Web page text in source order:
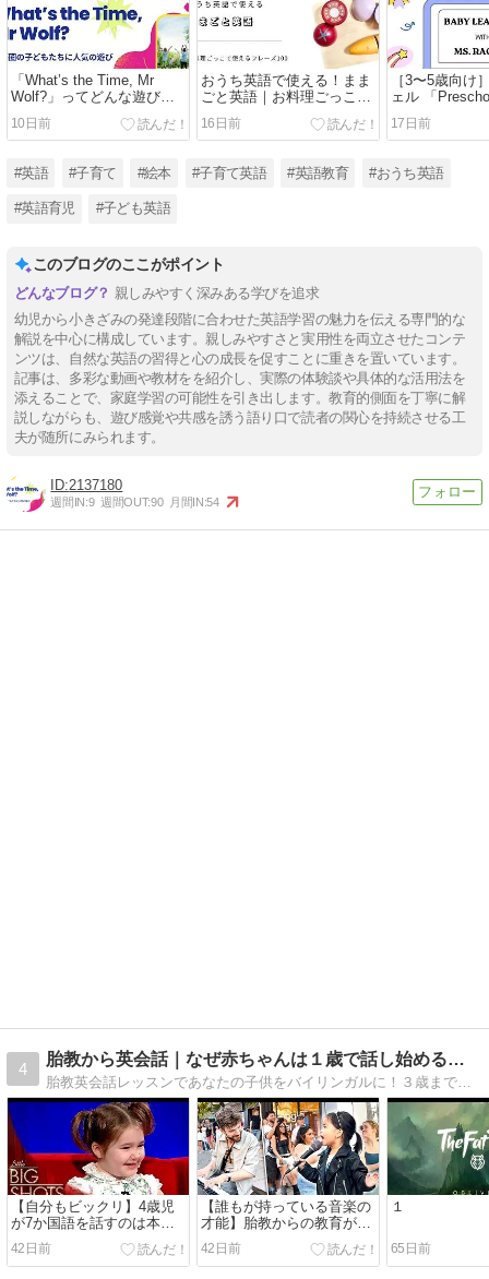
「What’s the Time, Mr
Wolf?」ってどんな遊び？
親子で楽しめる、イギリス
生まれの英語ゲーム
10日前
おうち英語で使える！まま
ごと英語｜お料理ごっこで
使える英語フレーズ100選
16日前
［3〜5歳向け
ェル 「
Phonics Song
クスを楽しく
17日前
#英語 #子育て #絵本 #子育て英語 #英語教育 #おうち英語
#英語育児 #子ども英語
このブログのここがポイント
親しみやすく深みある学びを追求
幼児から小きざみの発達段階に合わせた英語学習の魅力を伝える専門的な
解説を中心に構成しています。親しみやすさと実用性を両立させたコンテ
ンツは、自然な英語の習得と心の成長を促すことに重きを置いています。
記事は、多彩な動画や教材をを紹介し、実際の体験談や具体的な活用法を
添えることで、家庭学習の可能性を引き出します。教育的側面を丁寧に解
説しながらも、遊び感覚や共感を誘う語り口で読者の関心を持続させる工
夫が随所にみられます。
2137180
週間IN:9 週間OUT:90 月間IN:54
4
胎教から英会話｜なぜ赤ちゃんは１歳で話し始めるのか
胎教英会話レッスンであなたの子供をバイリンガルに！３歳までの子供の脳神経細胞は、爆発的に増えているそうです。この期間に、やれる事は全てしてあげたいのが親心ですよね。あっ！赤ちゃんが、目をランランと輝かせて、待っていますよ！
【自分もビックリ】4歳児
が7か国語を話すのは本当
だった！
42日前
【誰もが持っている音楽の
才能】胎教からの教育が正
しかった証明とは？
42日前
１
65日前